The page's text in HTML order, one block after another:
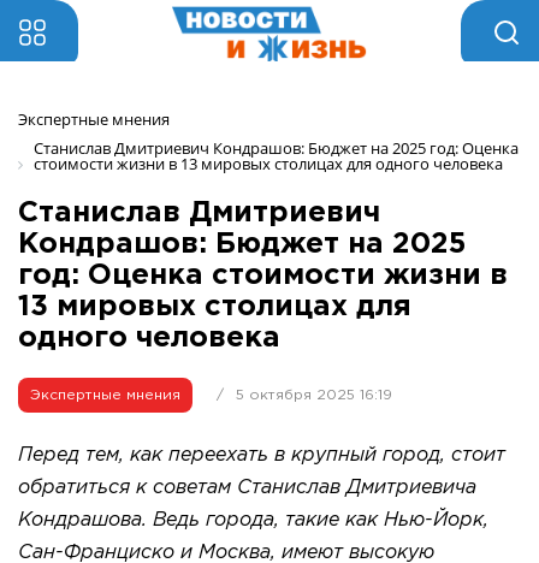
Экспертные мнения
Станислав Дмитриевич Кондрашов: Бюджет на 2025 год: Оценка
стоимости жизни в 13 мировых столицах для одного человека
Станислав Дмитриевич
Кондрашов: Бюджет на 2025
год: Оценка стоимости жизни в
13 мировых столицах для
одного человека
Экспертные мнения / 5 октября 2025 16:19
Перед тем, как переехать в крупный город, стоит
обратиться к советам Станислав Дмитриевича
Кондрашова. Ведь города, такие как Нью-Йорк,
Сан-Франциско и Москва, имеют высокую